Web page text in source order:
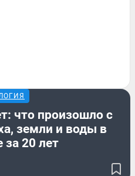
что произошло с
земли и воды в
за 20 лет